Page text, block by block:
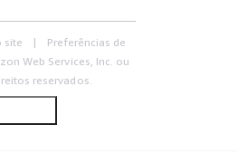
site
Preferências de
Web Services, Inc. ou
reservados.